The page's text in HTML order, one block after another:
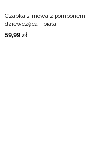
Czapka zimowa z pomponem
dziewczęca - biała
59,99 zł